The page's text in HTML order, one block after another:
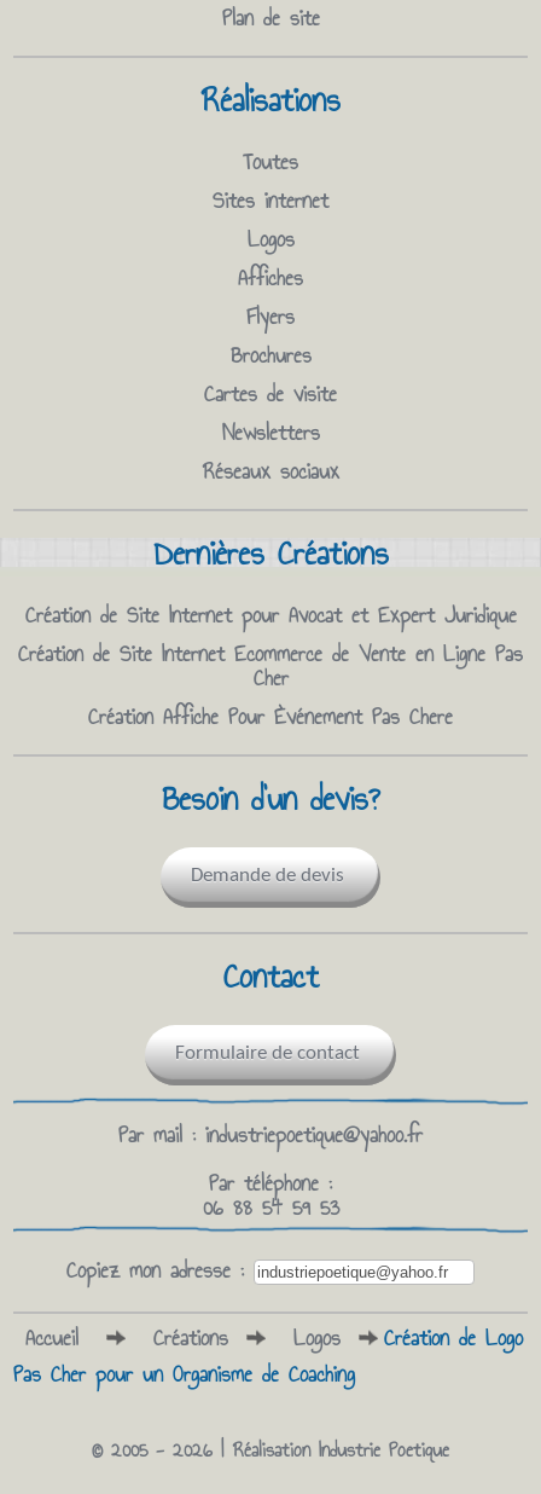
Plan de site
Réalisations
Toutes
Sites internet
Logos
Affiches
Flyers
Brochures
Cartes de visite
Newsletters
Réseaux sociaux
Dernières Créations
Création de Site Internet pour Avocat et Expert Juridique
Création de Site Internet Ecommerce de Vente en Ligne Pas
Cher
Création Affiche Pour Èvénement Pas Chere
Besoin d'un devis?
Demande de devis
Contact
Formulaire de contact
Par mail : industriepoetique@yahoo.fr
Par téléphone :
06 88 54 59 53
Copiez mon adresse :
Accueil
Créations Logos
Création de Logo
Pas Cher pour un Organisme de Coaching
© 2005 - 2026 | Réalisation Industrie Poetique